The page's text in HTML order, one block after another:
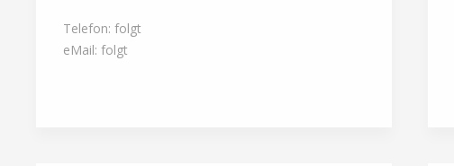
Telefon: folgt
eMail: folgt